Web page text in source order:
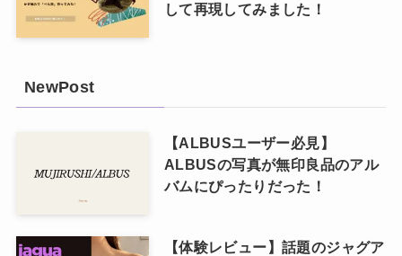
して再現してみました！
NewPost
【ALBUSユーザー必見】
ALBUSの写真が無印良品のアル
バムにぴったりだった！
【体験レビュー】話題のジャグア